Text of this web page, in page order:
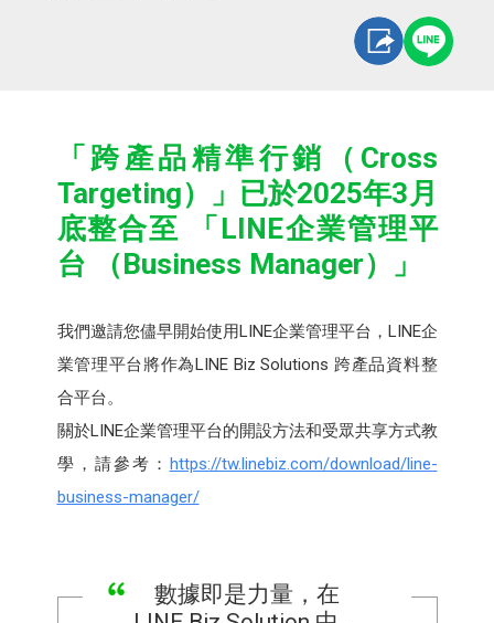
「跨產品精準行銷（Cross
Targeting）」已於2025年3月
底整合至 「LINE企業管理平
台 （Business Manager）」
我們邀請您儘早開始使用LINE企業管理平台，LINE企
業管理平台將作為LINE Biz Solutions 跨產品資料整
合平台。
關於LINE企業管理平台的開設方法和受眾共享方式教
學，請參考： https://tw.linebiz.com/download/line-
business-manager/
數據即是力量，在